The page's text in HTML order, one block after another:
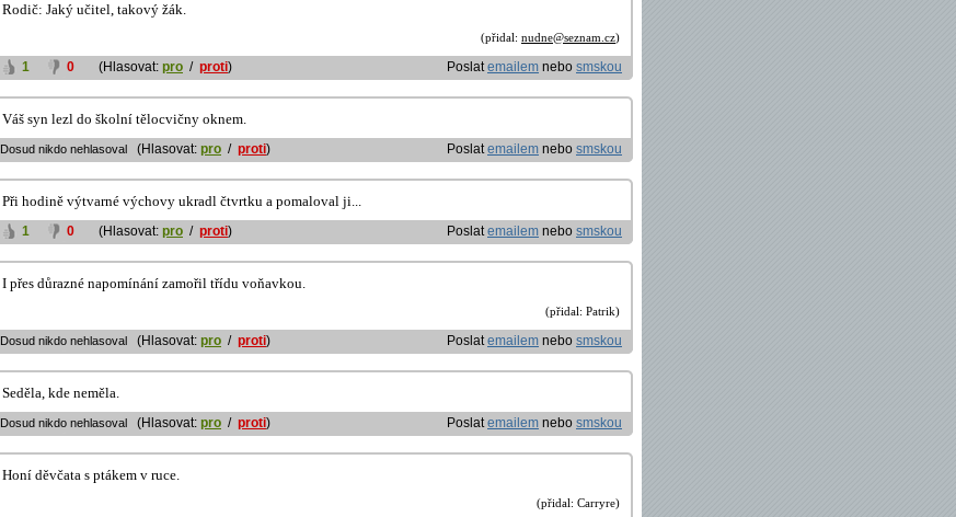
Rodič: Jaký učitel, takový žák.
(přidal: nudne@seznam.cz)
1 0 (Hlasovat: pro / proti) Poslatemailem nebo smskou
Váš syn lezl do školní tělocvičny oknem.
Dosud nikdo nehlasoval (Hlasovat: pro / proti) Poslatemailem nebo smskou
Při hodině výtvarné výchovy ukradl čtvrtku a pomaloval ji...
1 0 (Hlasovat: pro / proti) Poslatemailem nebo smskou
I přes důrazné napomínání zamořil třídu voňavkou.
(přidal: Patrik)
Dosud nikdo nehlasoval (Hlasovat: pro / proti) Poslatemailem nebo smskou
Seděla, kde neměla.
Dosud nikdo nehlasoval (Hlasovat: pro / proti) Poslatemailem nebo smskou
Honí děvčata s ptákem v ruce.
(přidal: Carryre)